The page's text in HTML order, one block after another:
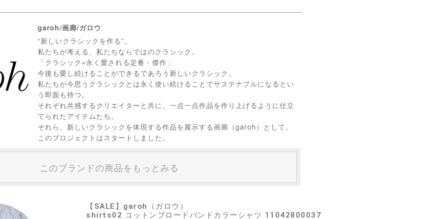
garoh/画廊/ガロウ
“新しいクラシックを作る”。
私たちが考える、私たちならではのクラシック。
「クラシック=永く愛される定番・傑作」
今後も愛し続けることができるであろう新しいクラシック。
私たちが今思うクラシックとは永く使い続けることでサステナブルになるとい
う即面も持つ。
それぞれ共感するクリエイターと共に、一点一点作品を作り上げるように仕立
てられたアイテムたち。
それら、新しいクラシックを体現する作品を展示する画廊（garoh）として、
このプロジェクトはスタートしました。
このブランドの商品をもっとみる
【SALE】 garoh（ガロウ）
shirts02 コットンブロードバンドカラーシャツ 11042800037